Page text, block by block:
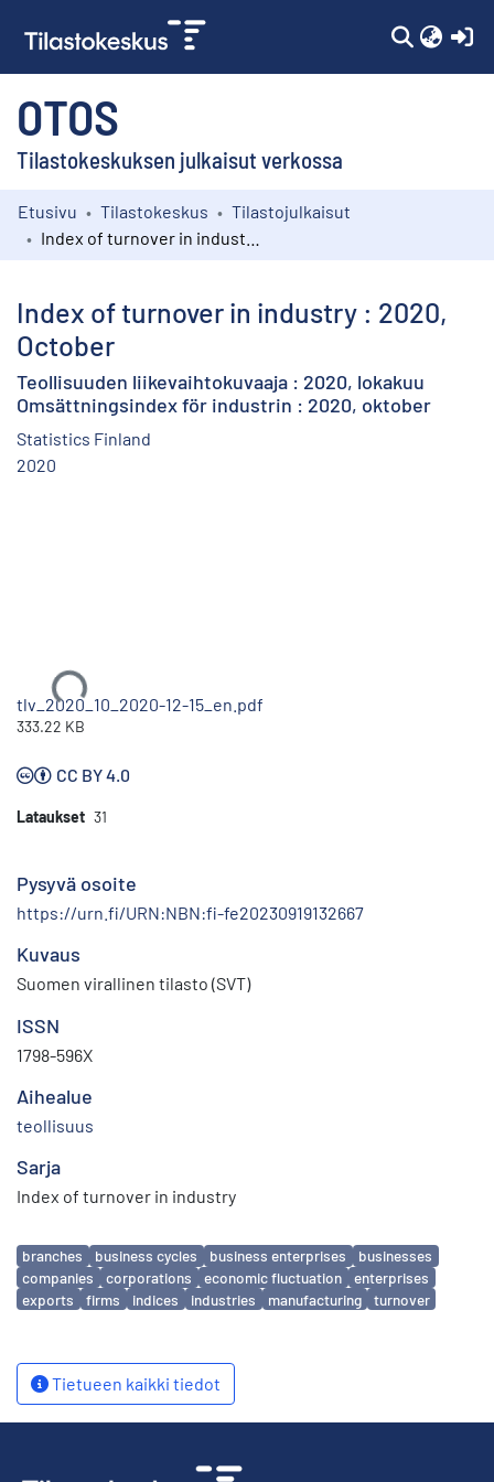
OTOS
Tilastokeskuksen julkaisut verkossa
Kokoelmat
Etusivu Tilastokeskus
Tilastojulkaisut
Index of turnover in industry : 2020,
October
Teollisuuden liikevaihtokuvaaja : 2020, lokakuu
Omsättningsindex för industrin : 2020, oktober
Statistics Finland
2020
Ladataan...
tlv_2020_10_2020-12-15_en.pdf
333.22 KB
CC BY 4.0
Lataukset 31
Pysyvä osoite
https://urn.fi/URN:NBN:fi-fe20230919132667
Kuvaus
Suomen virallinen tilasto (SVT)
ISSN
1798-596X
Aihealue
teollisuus
Sarja
Index of turnover in industry
Avainsanat
branches business cycles business enterprises
businesses
companies
corporations economic fluctuation
enterprises
exports
firms indices industries manufacturing turnover
Tietueen kaikki tiedot